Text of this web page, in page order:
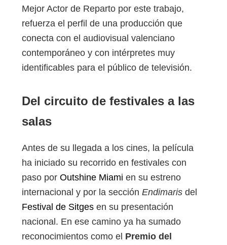
Mejor Actor de Reparto por este trabajo,
refuerza el perfil de una producción que
conecta con el audiovisual valenciano
contemporáneo y con intérpretes muy
identificables para el público de televisión.
Del circuito de festivales a las
salas
Antes de su llegada a los cines, la película
ha iniciado su recorrido en festivales con
paso por Outshine Miami en su estreno
internacional y por la sección Endimaris del
Festival de Sitges en su presentación
nacional. En ese camino ya ha sumado
reconocimientos como el Premio del